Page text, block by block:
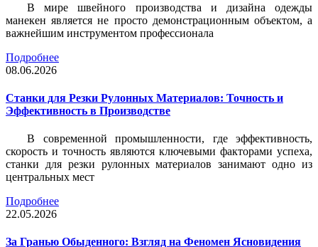
В мире швейного производства и дизайна одежды
манекен является не просто демонстрационным объектом, а
важнейшим инструментом профессионала
Подробнее
08.06.2026
Станки для Резки Рулонных Материалов: Точность и
Эффективность в Производстве
В современной промышленности, где эффективность,
скорость и точность являются ключевыми факторами успеха,
станки для резки рулонных материалов занимают одно из
центральных мест
Подробнее
22.05.2026
За Гранью Обыденного: Взгляд на Феномен Ясновидения